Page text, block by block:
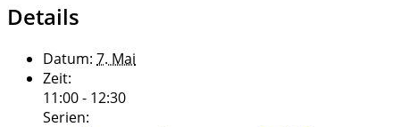
Details
Datum: 7. Mai
Zeit:
11:00 - 12:30
Serien: